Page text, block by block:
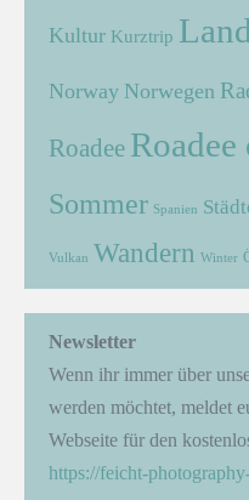
Kultur Kurztrip
Norway Norwegen
Roadee
Sommer Spanien
Vulkan Wandern Winter
Newsletter
Wenn ihr immer über
werden möchtet, meldet
Webseite für den
https://feicht-